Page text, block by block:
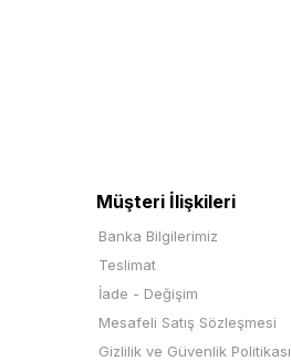
Müşteri İlişkileri
Banka Bilgilerimiz
Teslimat
İade - Değişim
Mesafeli Satış Sözleşmesi
Gizlilik ve Güvenlik Politikası